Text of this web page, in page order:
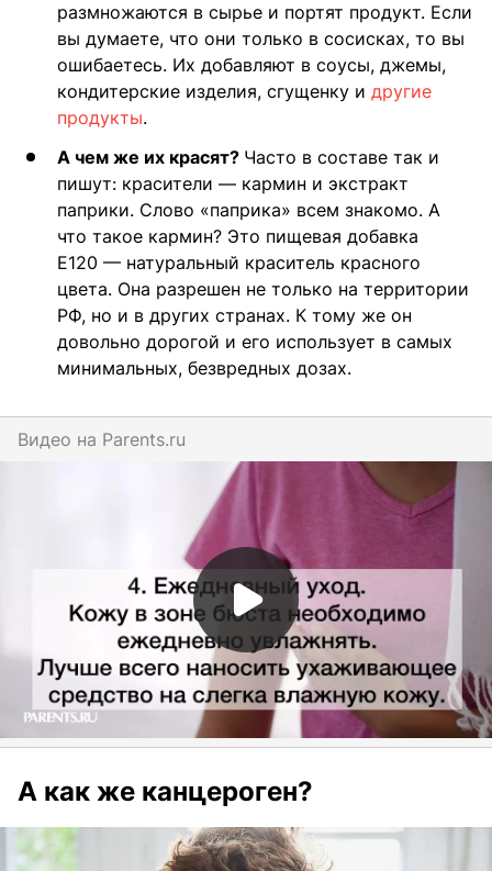
размножаются в сырье и портят продукт. Если
вы думаете, что они только в сосисках, то вы
ошибаетесь. Их добавляют в соусы, джемы,
кондитерские изделия, сгущенку и другие
продукты.
А чем же их красят? Часто в составе так и
пишут: красители — кармин и экстракт
паприки. Слово «паприка» всем знакомо. А
что такое кармин? Это пищевая добавка
Е120 — натуральный краситель красного
цвета. Она разрешен не только на территории
РФ, но и в других странах. К тому же он
довольно дорогой и его использует в самых
минимальных, безвредных дозах.
Видео на parents.ru
А как же канцероген?